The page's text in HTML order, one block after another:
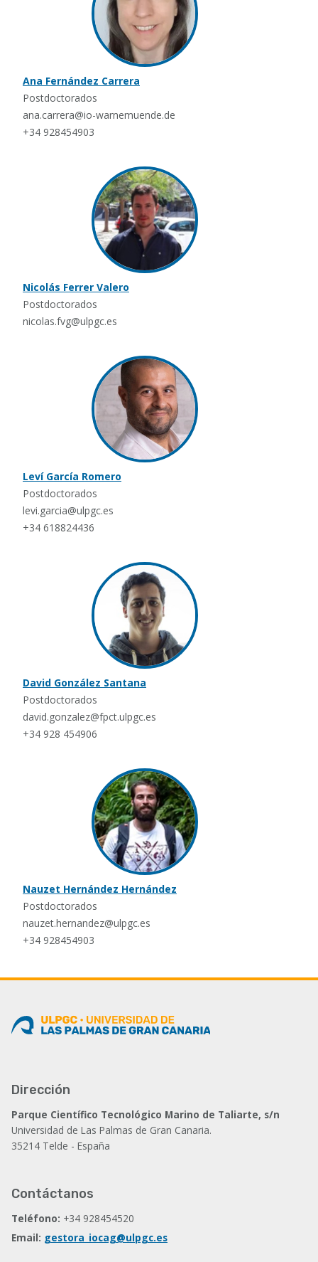
Ana Fernández Carrera
Postdoctorados
ana.carrera@io-warnemuende.de
+34 928454903
Nicolás Ferrer Valero
Postdoctorados
nicolas.fvg@ulpgc.es
Leví García Romero
Postdoctorados
levi.garcia@ulpgc.es
+34 618824436
David González Santana
Postdoctorados
david.gonzalez@fpct.ulpgc.es
+34 928 454906
Nauzet Hernández Hernández
Postdoctorados
nauzet.hernandez@ulpgc.es
+34 928454903
Dirección
Parque Científico Tecnológico Marino de Taliarte, s/n
Universidad de Las Palmas de Gran Canaria.
35214 Telde - España
Contáctanos
Teléfono: +34 928454520
Email: gestora_iocag@ulpgc.es